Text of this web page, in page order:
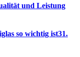
und Leistung
so wichtig ist31.